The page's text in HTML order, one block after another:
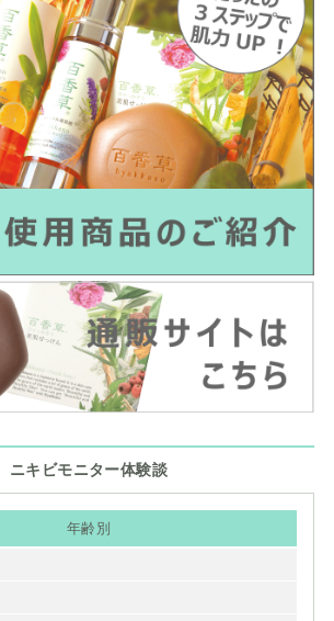
ニキビモニター体験談
年齢別